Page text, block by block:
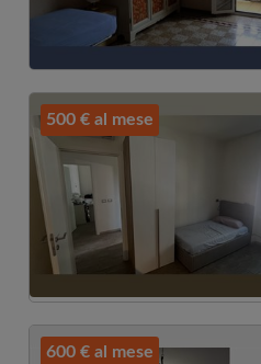
500 € al mese
600 € al mese